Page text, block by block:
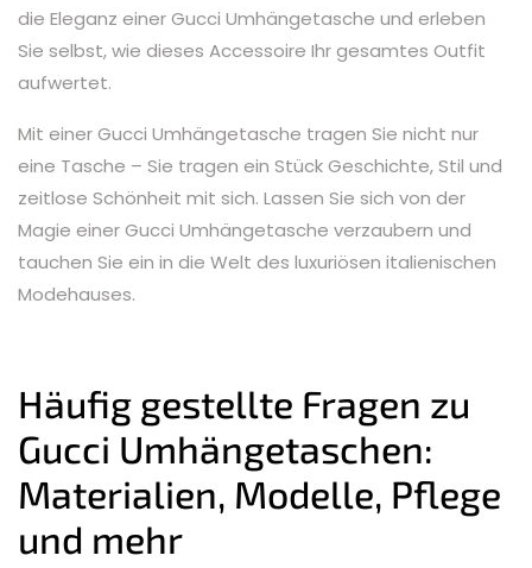
die Eleganz einer Gucci Umhängetasche und erleben
Sie selbst, wie dieses Accessoire Ihr gesamtes Outfit
aufwertet.
Mit einer Gucci Umhängetasche tragen Sie nicht nur
eine Tasche – Sie tragen ein Stück Geschichte, Stil und
zeitlose Schönheit mit sich. Lassen Sie sich von der
Magie einer Gucci Umhängetasche verzaubern und
tauchen Sie ein in die Welt des luxuriösen italienischen
Modehauses.
Häufig gestellte Fragen zu
Gucci Umhängetaschen:
Materialien, Modelle, Pflege
und mehr